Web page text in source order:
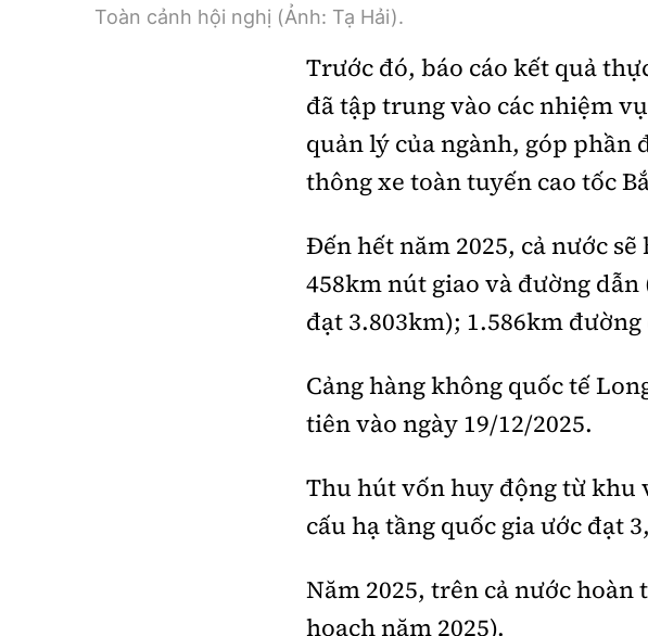
Toàn cảnh hội nghị (Ảnh: Tạ Hải).
Trước đó, báo cáo kết quả
đã tập trung vào các nhiệm
quản lý của ngành, góp
thông xe toàn tuyến cao tốc
Đến hết năm 2025, cả nước
458km nút giao và đường
đạt 3.803km); 1.586km
Cảng hàng không quốc tế
tiên vào ngày 19/12/2025.
Thu hút vốn huy động từ khu
cấu hạ tầng quốc gia ước đạt
Năm 2025, trên cả nước hoàn
hoạch năm 2025).